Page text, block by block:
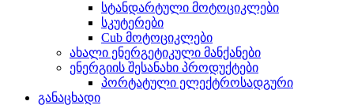
სტანდარტული მოტოციკლები
სკუტერები
Cub მოტოციკლები
ახალი ენერგეტიკული მანქანები
ენერგიის შესანახი პროდუქტები
პორტატული ელექტროსადგური
განაცხადი